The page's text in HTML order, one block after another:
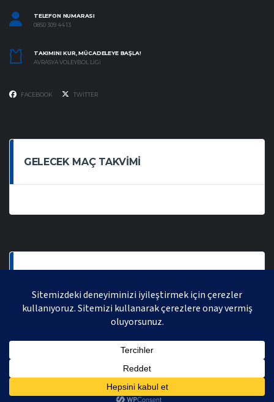
TELEFON NUMARASI
0850 309 44 13
TAKIMINI KUR, MÜCADELEYE BAŞLA!
AVRASYA VOLEYBOL LIGI
FACEBOOK TWITTER
GELECEK MAÇ TAKVIMI
AVRASYA VOLEYBOL LIGI 2021 | AVRASYA SPORTIF FAALIYETLER ORGANIZASYONUDUR,
TÜM HAKLARI SAKLIDIR.